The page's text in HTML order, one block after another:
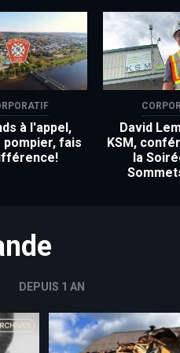
à l'appel,
pompier, fais
David
KSM,
la
DEPUIS 1 AN